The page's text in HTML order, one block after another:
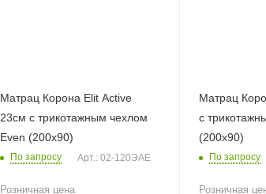
Матрац Корона Elit Active
23см с трикотажным чехлом
Even (200х90)
По запросу Арт.: 02-120ЭАЕ
Розничная цена
Матрац
с
(200х90)
По запросу
Розничная